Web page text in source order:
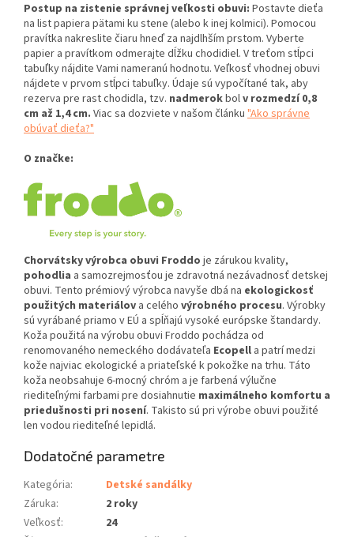
Postup na zistenie správnej veľkosti obuvi: Postavte dieťa
na list papiera pätami ku stene (alebo k inej kolmici). Pomocou
pravítka nakreslite čiaru hneď za najdlhším prstom. Vyberte
papier a pravítkom odmerajte dĺžku chodidiel. V treťom stĺpci
tabuľky nájdite Vami nameranú hodnotu. Veľkosť vhodnej obuvi
nájdete v prvom stĺpci tabuľky. Údaje sú vypočítané tak, aby
rezerva pre rast chodidla, tzv. nadmerokbolv rozmedzí 0,8
cm až 1,4 cm. Viac sa dozviete v našom článku "Ako správne
obúvať dieťa?"
O značke:
Chorvátsky výrobca obuvi Froddo je zárukou kvality,
pohodlia a samozrejmosťou je zdravotná nezávadnosť detskej
obuvi. Tento prémiový výrobca navyše dbá na ekologickosť
použitých materiálov a celého výrobného procesu. Výrobky
sú vyrábané priamo v EÚ a spĺňajú vysoké európske štandardy.
Koža použitá na výrobu obuvi Froddo pochádza od
renomovaného nemeckého dodávateľa Ecopell a patrí medzi
kože najviac ekologické a priateľské k pokožke na trhu. Táto
koža neobsahuje 6-mocný chróm a je farbená výlučne
riediteľnými farbami pre dosiahnutie maximálneho komfortu a
priedušnosti pri nosení. Takisto sú pri výrobe obuvi použité
len vodou riediteľné lepidlá.
Dodatočné parametre
Kategória:
Detské sandálky
Záruka:
2 roky
Veľkosť:
24